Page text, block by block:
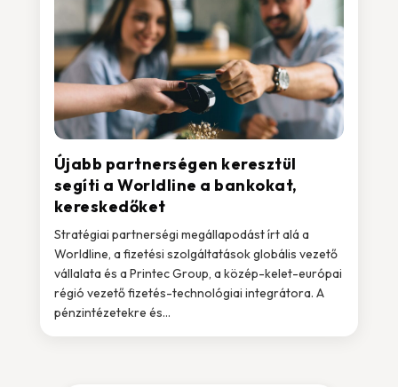
Újabb partnerségen keresztül
segíti a Worldline a bankokat,
kereskedőket
Stratégiai partnerségi megállapodást írt alá a
Worldline, a fizetési szolgáltatások globális vezető
vállalata és a Printec Group, a közép-kelet-európai
régió vezető fizetés-technológiai integrátora. A
pénzintézetekre és...